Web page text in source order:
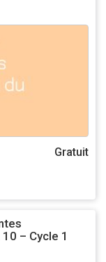
Gratuit
– Cycle 1